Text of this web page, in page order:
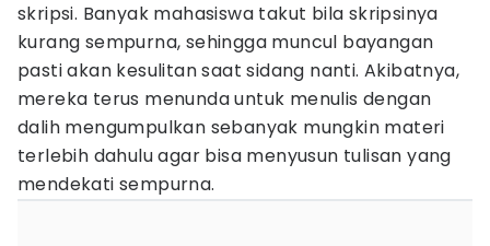
skripsi. Banyak mahasiswa takut bila skripsinya
kurang sempurna, sehingga muncul bayangan
pasti akan kesulitan saat sidang nanti. Akibatnya,
mereka terus menunda untuk menulis dengan
dalih mengumpulkan sebanyak mungkin materi
terlebih dahulu agar bisa menyusun tulisan yang
mendekati sempurna.